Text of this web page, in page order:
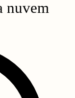
nuvem